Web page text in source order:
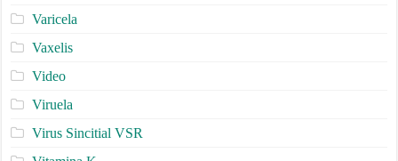
Varicela
Vaxelis
Video
Viruela
Virus Sincitial VSR